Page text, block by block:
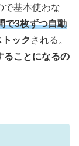
で基本使わな
で3枚ずつ自動
トック される。
ることになるの